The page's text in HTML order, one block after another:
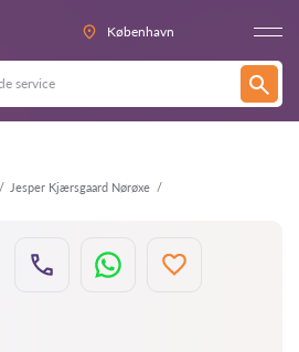
København
Jesper Kjærsgaard Nørøxe